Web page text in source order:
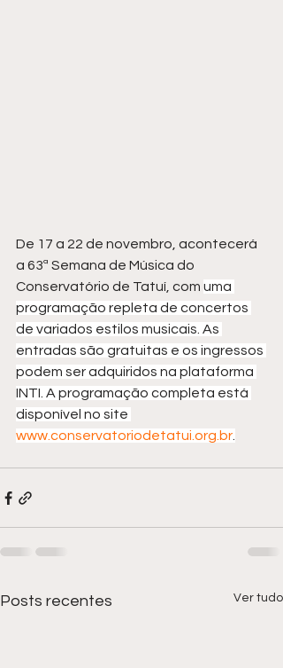
De 17 a 22 de novembro, acontecerá
a 63ª Semana de Música do
Conservatório de Tatuí, com uma
programação repleta de concertos
de variados estilos musicais. As
entradas são gratuitas e os ingressos
podem ser adquiridos na plataforma
INTI. A programação completa está
disponível no site
www.conservatoriodetatui.org.br
Posts recentes Ver tudo